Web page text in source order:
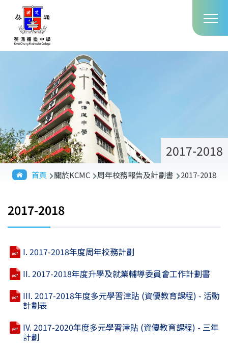
移至主內容
2017-2018
導
連
結
首頁 關於KCMC 周年校務報告及計劃書 2017-2018
2017-2018
I. 2017-2018年度周年校務計劃
II. 2017-2018年度升學及就業輔導委員會工作計劃書
III. 2017-2018年度多元學習津貼 (資優教育課程) - 活動
計劃表
IV. 2017-2020年度多元學習津貼 (資優教育課程) - 三年
計劃